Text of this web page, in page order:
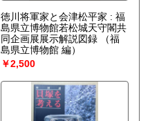
徳川将軍家と会津松平家 : 福
島県立博物館若松城天守閣共
同企画展展示解説図録
（福
島県立博物館 編）
￥2,500